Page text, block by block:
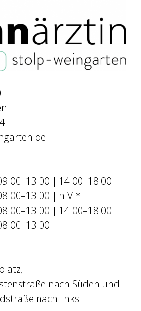
| 14:00–18:00
| n.V.*
| 14:00–18:00
nach Süden und
nach links